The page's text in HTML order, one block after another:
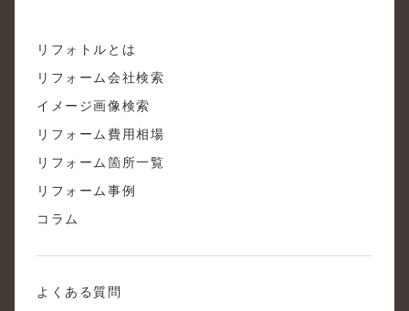
リフォトルとは
リフォーム会社検索
イメージ画像検索
リフォーム費用相場
リフォーム箇所一覧
リフォーム事例
コラム
よくある質問